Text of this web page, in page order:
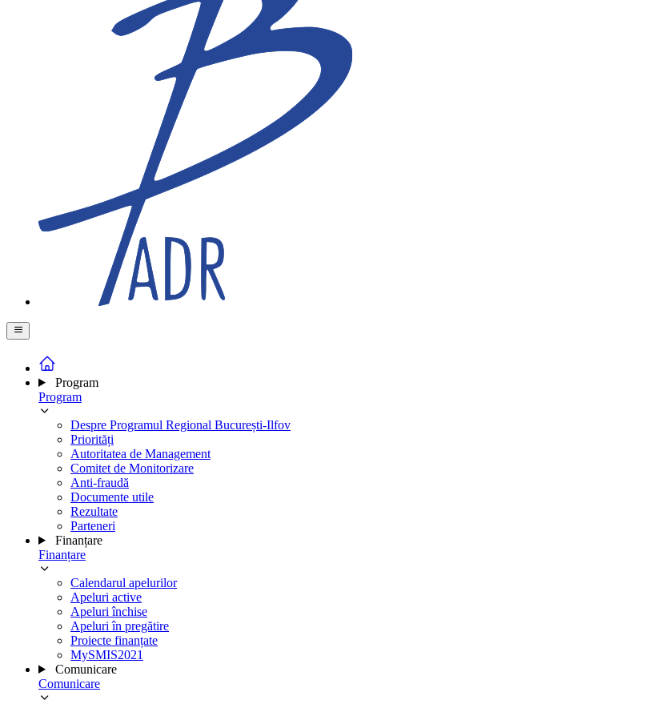
Program
Program
Despre Programul Regional București-Ilfov
Priorități
Autoritatea de Management
Comitet de Monitorizare
Anti-fraudă
Documente utile
Rezultate
Parteneri
Finanțare
Finanțare
Calendarul apelurilor
Apeluri active
Apeluri închise
Apeluri în pregătire
Proiecte finanțate
MySMIS2021
Comunicare
Comunicare